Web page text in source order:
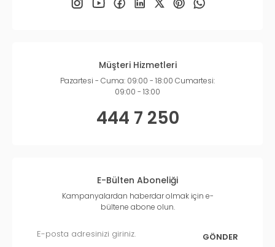
Müşteri Hizmetleri
Pazartesi - Cuma: 09:00 - 18:00 Cumartesi:
09:00 - 13:00
444 7 250
E-Bülten Aboneliği
Kampanyalardan haberdar olmak için e-
bültene abone olun.